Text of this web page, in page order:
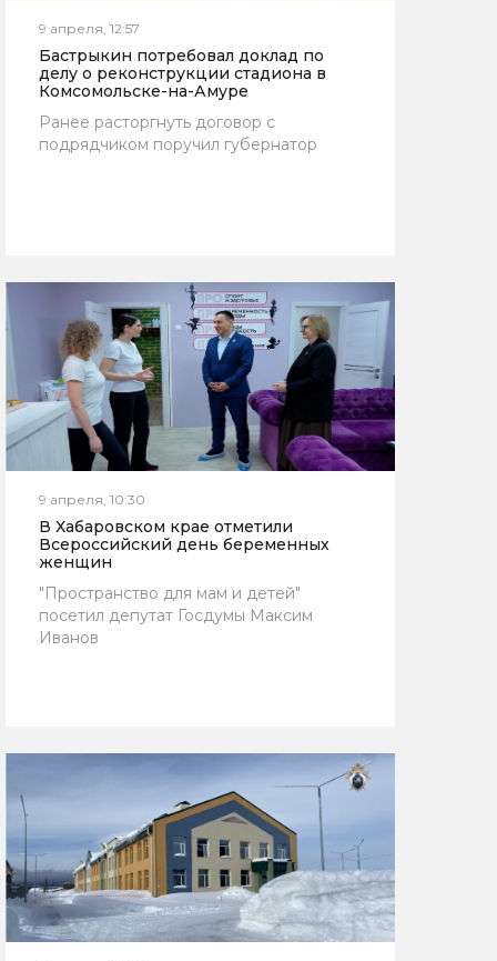
9 апреля, 12:57
Бастрыкин потребовал доклад по
делу о реконструкции стадиона в
Комсомольске-на-Амуре
Ранее расторгнуть договор с
подрядчиком поручил губернатор
9 апреля, 10:30
В Хабаровском крае отметили
Всероссийский день беременных
женщин
"Пространство для мам и детей"
посетил депутат Госдумы Максим
Иванов